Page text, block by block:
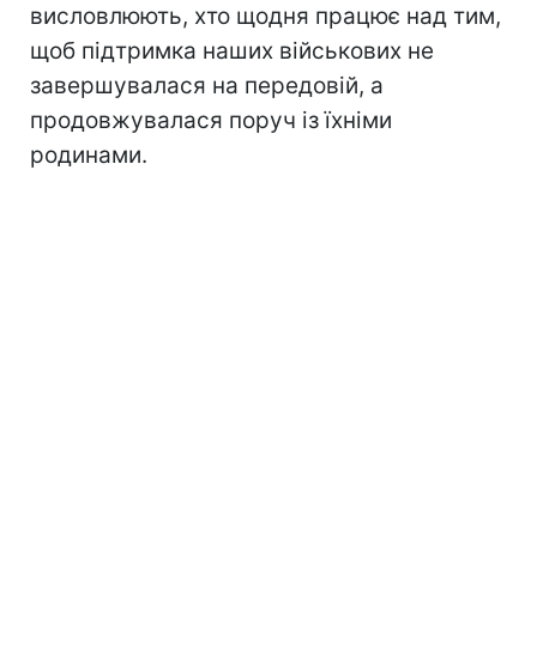
висловлюють, хто щодня працює над тим,
щоб підтримка наших військових не
завершувалася на передовій, а
продовжувалася поруч із їхніми
родинами.